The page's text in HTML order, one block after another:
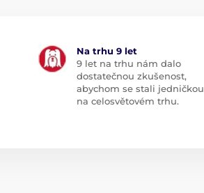
Na trhu 9 let
9 let na trhu nám dalo
dostatečnou zkušenost,
abychom se stali jedničkou
na celosvětovém trhu.